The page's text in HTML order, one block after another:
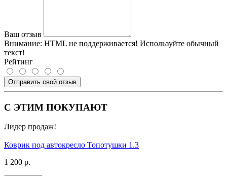
Ваш отзыв
Внимание: HTML не поддерживается! Используйте обычный
текст!
Рейтинг
Отправить свой отзыв
С ЭТИМ ПОКУПАЮТ
Лидер продаж!
Коврик под автокресло Топотушки 1.3
1 200 р.